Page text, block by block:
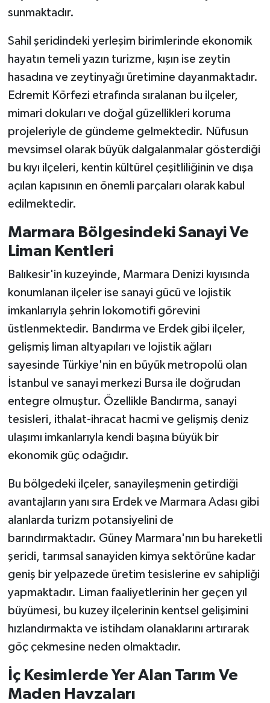
sunmaktadır.
Sahil şeridindeki yerleşim birimlerinde ekonomik
hayatın temeli yazın turizme, kışın ise zeytin
hasadına ve zeytinyağı üretimine dayanmaktadır.
Edremit Körfezi etrafında sıralanan bu ilçeler,
mimari dokuları ve doğal güzellikleri koruma
projeleriyle de gündeme gelmektedir. Nüfusun
mevsimsel olarak büyük dalgalanmalar gösterdiği
bu kıyı ilçeleri, kentin kültürel çeşitliliğinin ve dışa
açılan kapısının en önemli parçaları olarak kabul
edilmektedir.
Marmara Bölgesindeki Sanayi Ve
Liman Kentleri
Balıkesir'in kuzeyinde, Marmara Denizi kıyısında
konumlanan ilçeler ise sanayi gücü ve lojistik
imkanlarıyla şehrin lokomotifi görevini
üstlenmektedir. Bandırma ve Erdek gibi ilçeler,
gelişmiş liman altyapıları ve lojistik ağları
sayesinde Türkiye'nin en büyük metropolü olan
İstanbul ve sanayi merkezi Bursa ile doğrudan
entegre olmuştur. Özellikle Bandırma, sanayi
tesisleri, ithalat-ihracat hacmi ve gelişmiş deniz
ulaşımı imkanlarıyla kendi başına büyük bir
ekonomik güç odağıdır.
Bu bölgedeki ilçeler, sanayileşmenin getirdiği
avantajların yanı sıra Erdek ve Marmara Adası gibi
alanlarda turizm potansiyelini de
barındırmaktadır. Güney Marmara'nın bu hareketli
şeridi, tarımsal sanayiden kimya sektörüne kadar
geniş bir yelpazede üretim tesislerine ev sahipliği
yapmaktadır. Liman faaliyetlerinin her geçen yıl
büyümesi, bu kuzey ilçelerinin kentsel gelişimini
hızlandırmakta ve istihdam olanaklarını artırarak
göç çekmesine neden olmaktadır.
İç Kesimlerde Yer Alan Tarım Ve
Maden Havzaları